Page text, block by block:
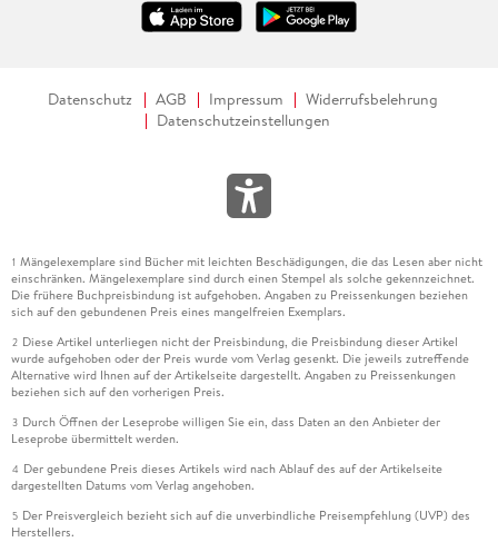
Datenschutz AGB Impressum
Widerrufsbelehrung
Datenschutzeinstellungen
1 Mängelexemplare sind Bücher mit leichten Beschädigungen, die das Lesen aber nicht
einschränken. Mängelexemplare sind durch einen Stempel als solche gekennzeichnet.
Die frühere Buchpreisbindung ist aufgehoben. Angaben zu Preissenkungen beziehen
sich auf den gebundenen Preis eines mangelfreien Exemplars.
2 Diese Artikel unterliegen nicht der Preisbindung, die Preisbindung dieser Artikel
wurde aufgehoben oder der Preis wurde vom Verlag gesenkt. Die jeweils zutreffende
Alternative wird Ihnen auf der Artikelseite dargestellt. Angaben zu Preissenkungen
beziehen sich auf den vorherigen Preis.
3 Durch Öffnen der Leseprobe willigen Sie ein, dass Daten an den Anbieter der
Leseprobe übermittelt werden.
4 Der gebundene Preis dieses Artikels wird nach Ablauf des auf der Artikelseite
dargestellten Datums vom Verlag angehoben.
5 Der Preisvergleich bezieht sich auf die unverbindliche Preisempfehlung (UVP) des
Herstellers.